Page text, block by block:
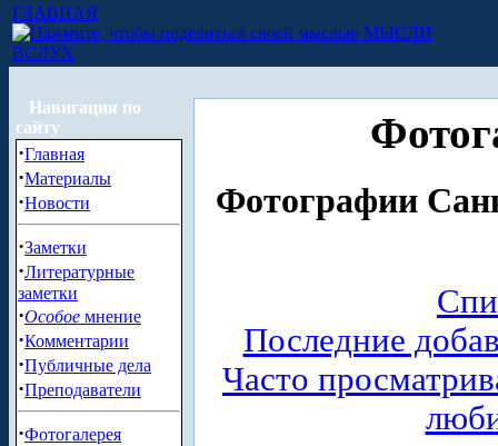
ГЛАВНАЯ
МЫСЛИ
ВСЛУХ
Навигация по
сайту
·Главная
·Материалы
·Новости
·Заметки
·Литературные
заметки
·Особое мнение
·Комментарии
·Публичные дела
·Преподаватели
·Фотогалерея
Фотографии
Последние
Часто